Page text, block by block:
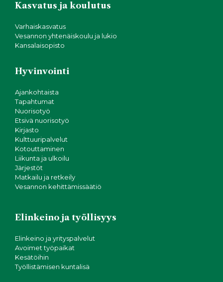
Kasvatus ja koulutus
Varhaiskasvatus
Vesannon yhtenäiskoulu ja lukio
Kansalaisopisto
Hyvinvointi
Ajankohtaista
Tapahtumat
Nuorisotyö
Etsivä nuorisotyö
Kirjasto
Kulttuuripalvelut
Kotouttaminen
Liikunta ja ulkoilu
Järjestöt
Matkailu ja retkeily
Vesannon kehittämissäätiö
Elinkeino ja työllisyys
Elinkeino ja yrityspalvelut
Avoimet työpaikat
Kesätöihin
Työllistämisen kuntalisä